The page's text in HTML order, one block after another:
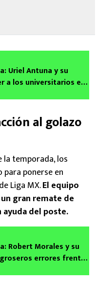
Uriel Antuna y su
a los universitarios en
al golazo
la temporada, los
ponerse en
Liga MX.El equipo
gran remate de
del poste.
Robert Morales y su
errores frente